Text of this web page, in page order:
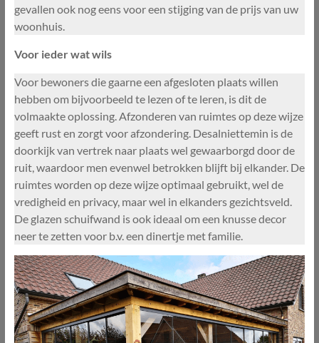
gevallen ook nog eens voor een stijging van de prijs van uw
woonhuis.
Voor ieder wat wils
Voor bewoners die gaarne een afgesloten plaats willen
hebben om bijvoorbeeld te lezen of te leren, is dit de
volmaakte oplossing. Afzonderen van ruimtes op deze wijze
geeft rust en zorgt voor afzondering. Desalniettemin is de
doorkijk van vertrek naar plaats wel gewaarborgd door de
ruit, waardoor men evenwel betrokken blijft bij elkander. De
ruimtes worden op deze wijze optimaal gebruikt, wel de
vredigheid en privacy, maar wel in elkanders gezichtsveld.
De glazen schuifwand is ook ideaal om een knusse decor
neer te zetten voor b.v. een dinertje met familie.